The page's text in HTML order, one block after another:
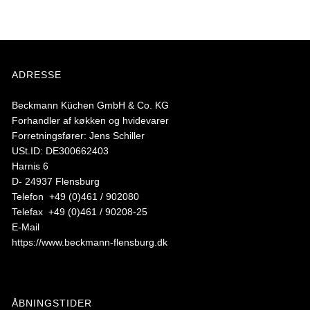
ADRESSE
Beckmann Küchen GmbH & Co. KG
Forhandler af køkken og hvidevarer
Forretningsfører: Jens Schiller
USt.ID: DE300662403
Harnis 6
D- 24937 Flensburg
Telefon +49 (0)461 / 902080
Telefax +49 (0)461 / 90208-25
E-Mail
https://www.beckmann-flensburg.dk
ÅBNINGSTIDER